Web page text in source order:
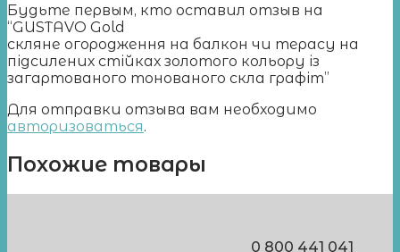
Будьте первым, кто оставил отзыв на
“GUSTAVO Gold
скляне огородження на балкон чи терасу на
підсилених стійках золотого кольору із
загартованого тонованого скла графіт”
Для отправки отзыва вам необходимо
авторизоваться.
Похожие товары
0 800 441 041